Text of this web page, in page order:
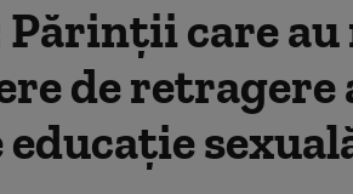
care au
de retragere